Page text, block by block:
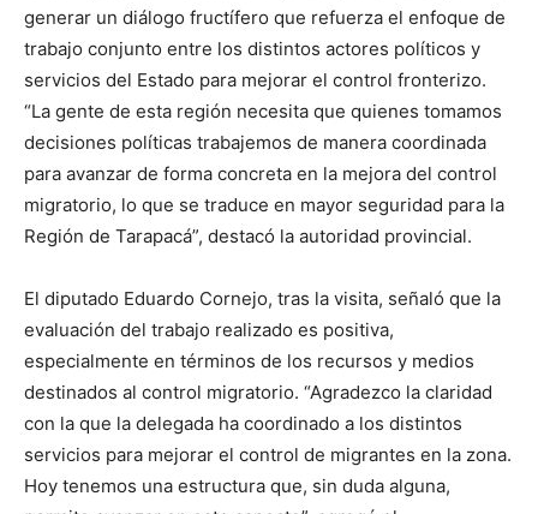
generar un diálogo fructífero que refuerza el enfoque de
trabajo conjunto entre los distintos actores políticos y
servicios del Estado para mejorar el control fronterizo.
“La gente de esta región necesita que quienes tomamos
decisiones políticas trabajemos de manera coordinada
para avanzar de forma concreta en la mejora del control
migratorio, lo que se traduce en mayor seguridad para la
Región de Tarapacá”, destacó la autoridad provincial.
El diputado Eduardo Cornejo, tras la visita, señaló que la
evaluación del trabajo realizado es positiva,
especialmente en términos de los recursos y medios
destinados al control migratorio. “Agradezco la claridad
con la que la delegada ha coordinado a los distintos
servicios para mejorar el control de migrantes en la zona.
Hoy tenemos una estructura que, sin duda alguna,